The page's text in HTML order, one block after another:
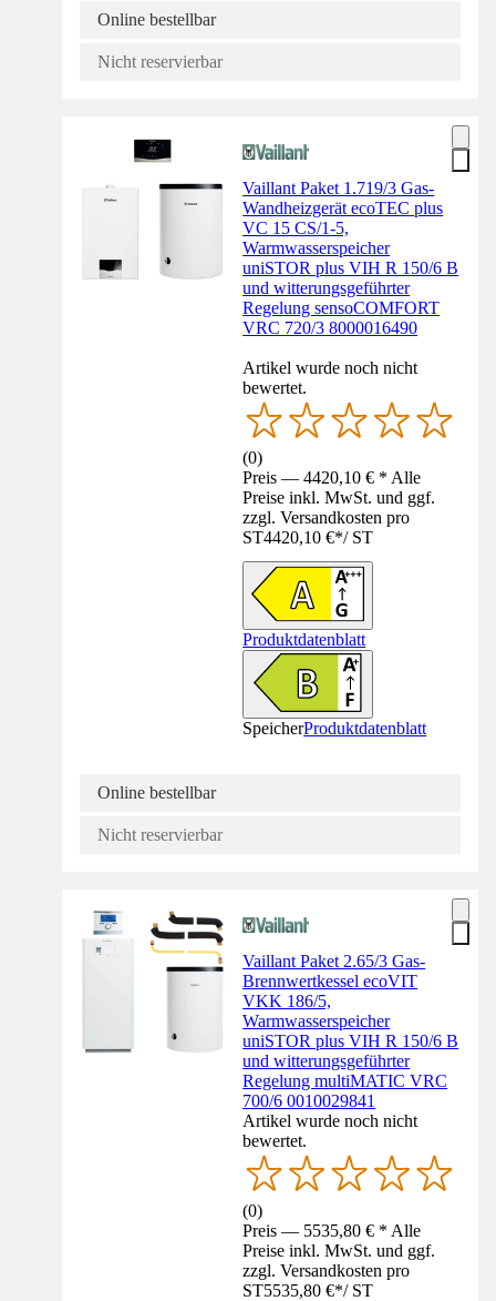
Online bestellbar
Nicht reservierbar
Vaillant Paket 1.719/3 Gas-
Wandheizgerät ecoTEC plus
VC 15 CS/1-5,
Warmwasserspeicher
uniSTOR plus VIH R 150/6 B
und witterungsgeführter
Regelung sensoCOMFORT
VRC 720/3 8000016490
Artikel wurde noch nicht
bewertet.
(0)
Preis — 4420,10 € * Alle
Preise inkl. MwSt. und ggf.
zzgl. Versandkosten pro
ST4420,10 €*/ ST
Produktdatenblatt
SpeicherProduktdatenblatt
Online bestellbar
Nicht reservierbar
Vaillant Paket 2.65/3 Gas-
Brennwertkessel ecoVIT
VKK 186/5,
Warmwasserspeicher
uniSTOR plus VIH R 150/6 B
und witterungsgeführter
Regelung multiMATIC VRC
700/6 0010029841
Artikel wurde noch nicht
bewertet.
(0)
Preis — 5535,80 € * Alle
Preise inkl. MwSt. und ggf.
zzgl. Versandkosten pro
ST5535,80 €*/ ST